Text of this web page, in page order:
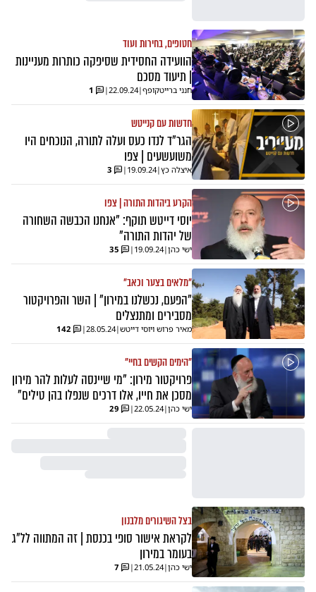
חטופים, בחירות ועוד
הוועידה החסידית שסיפקה כותרות מעניינות
| תיעוד מסכם
חנני ברייטקופף|
22.09.24
|
1
חדשות עם קנייטש
הגר"ד לנדו כעס ועלה לתורה, הנוכחים היו
משועשעים | צפו
איצלה כץ|
19.09.24
|
3
הקרע ביהדות התורה | צפו
יוסי דייטש תוקף: "אנחנו הכבשה השחורה
של יהדות התורה"
ישי כהן |
19.09.24
|
35
"מלאים בצער וכאב"
"הפעם, נכשלנו במירון" | השר והפרויקטור
מסבירים ומתנצלים
מאיר פרוש ויוסי דייטש|
28.05.24
|
142
"הימים הקשים בחיי"
פרויקטור מירון: "מי שיינסה לעלות להר מירון
מסכן את חייו, אלו דרכים שנפלו בהן טילים"
ישי כהן |
22.05.24
|
29
בצל השיגורים מלבנון
לקראת אישור סופי בכנסת | זה המתווה לל"ג
בעומר במירון
ישי כהן |
21.05.24
|
7